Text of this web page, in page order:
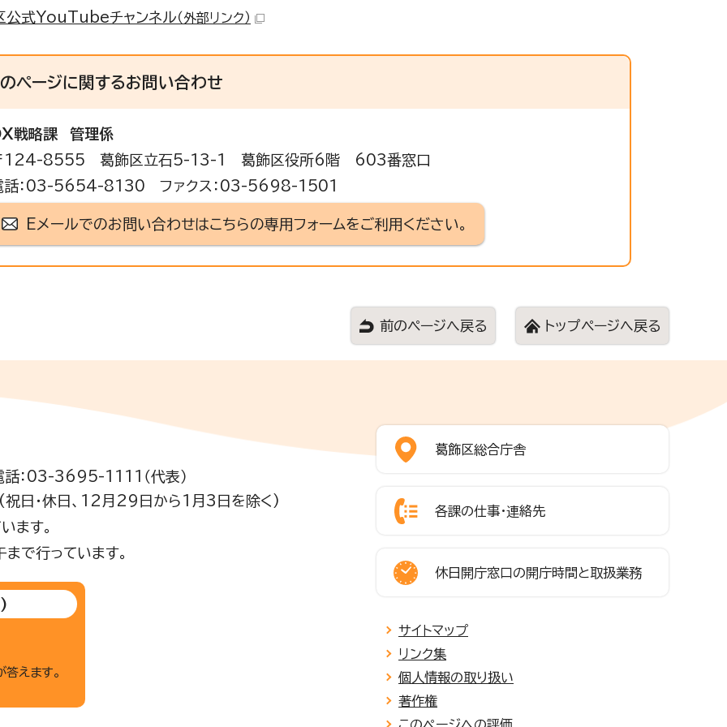
公式YouTubeチャンネル（外部リンク）
ページに関するお問い合わせ
戦略課
管理係
124-8555 葛飾区立石5-13-1 葛飾区役所6階 603番窓口
話：03-5654-8130 ファクス：03-5698-1501
Eメールでのお問い合わせはこちらの専用フォームをご利用ください。
前のページへ戻る トップページへ戻る
話：03-3695-1111（代表）
日・休日、12月29日から1月3日を除く)
ます。
で行っています。
答えます。
葛飾区総合庁舎
各課の仕事・連絡先
休日開庁窓口の開庁時間と取扱業務
サイトマップ
リンク集
個人情報の取り扱い
著作権